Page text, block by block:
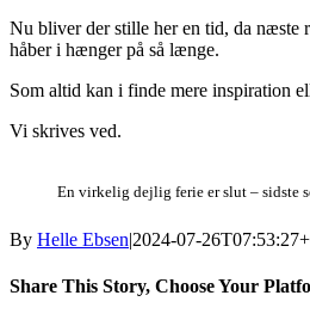
Nu bliver der stille her en tid, da næste
håber i hænger på så længe.
Som altid kan i finde mere inspiration
Vi skrives ved.
En virkelig dejlig ferie er slut – sidste
By Helle Ebsen|2024-07-
Share This Story, Choose Your